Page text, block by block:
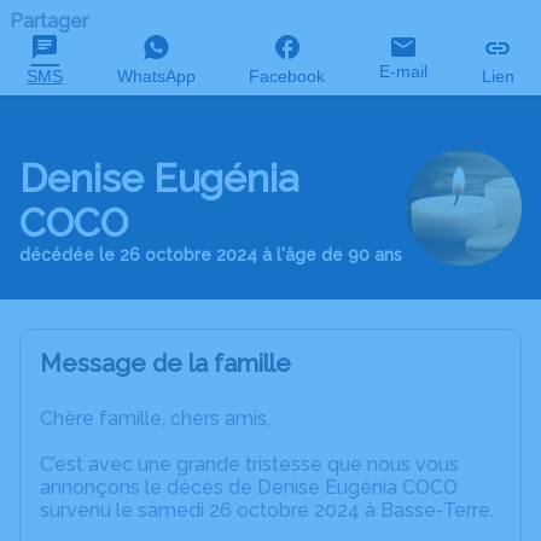
Partager
SMS WhatsApp Facebook E-mail Lien
Denise Eugénia
COCO
décédée le 26 octobre 2024 à l'âge de 90 ans
Message de la famille
Chère famille, chers amis,
C’est avec une grande tristesse que nous vous
annonçons le décès de Denise Eugénia COCO
survenu le samedi 26 octobre 2024 à Basse-Terre.